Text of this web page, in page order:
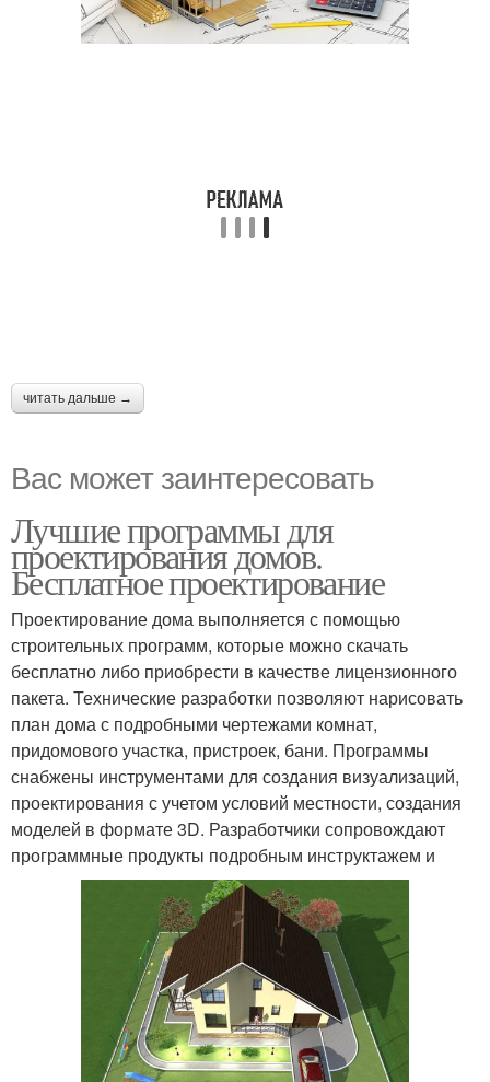
читать дальше →
Вас может заинтересовать
Лучшие программы для
проектирования домов.
Бесплатное проектирование
Проектирование дома выполняется с помощью
строительных программ, которые можно скачать
бесплатно либо приобрести в качестве лицензионного
пакета. Технические разработки позволяют нарисовать
план дома с подробными чертежами комнат,
придомового участка, пристроек, бани. Программы
снабжены инструментами для создания визуализаций,
проектирования с учетом условий местности, создания
моделей в формате 3D. Разработчики сопровождают
программные продукты подробным инструктажем и